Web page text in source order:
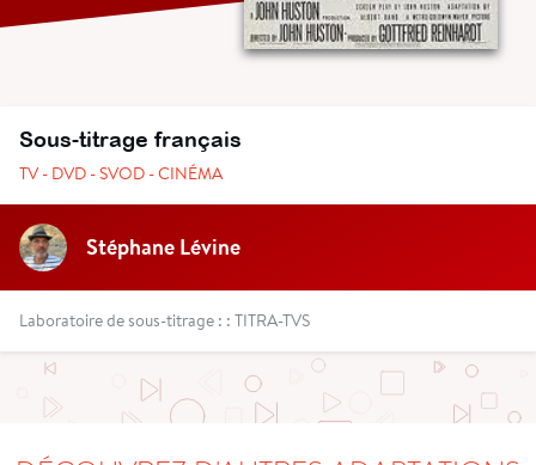
Sous-titrage français
TV - DVD - SVOD - CINÉMA
Stéphane Lévine
Laboratoire de sous-titrage : : TITRA-TVS